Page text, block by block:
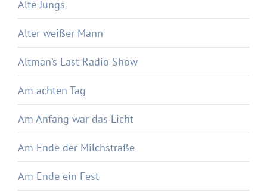
Alte Jungs
Alter weißer Mann
Altman’s Last Radio Show
Am achten Tag
Am Anfang war das Licht
Am Ende der Milchstraße
Am Ende ein Fest